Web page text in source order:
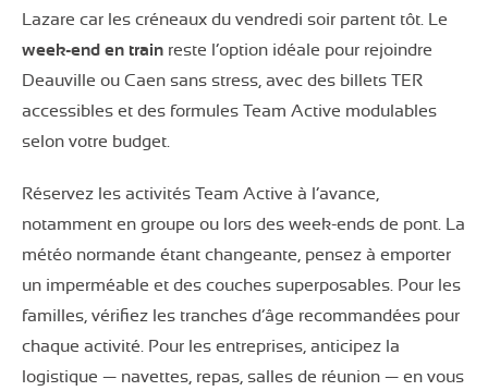
Lazare car les créneaux du vendredi soir partent tôt. Le
week-end en train reste l’option idéale pour rejoindre
Deauville ou Caen sans stress, avec des billets TER
accessibles et des formules Team Active modulables
selon votre budget.
Réservez les activités Team Active à l’avance,
notamment en groupe ou lors des week-ends de pont. La
météo normande étant changeante, pensez à emporter
un imperméable et des couches superposables. Pour les
familles, vérifiez les tranches d’âge recommandées pour
chaque activité. Pour les entreprises, anticipez la
logistique — navettes, repas, salles de réunion — en vous